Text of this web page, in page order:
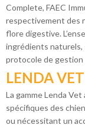
Complete, FAEC
respectivement des
flore digestive.
ingrédients naturels,
protocole de
LENDA VET
La gamme Lenda Vet
spécifiques des
ou nécessitant un